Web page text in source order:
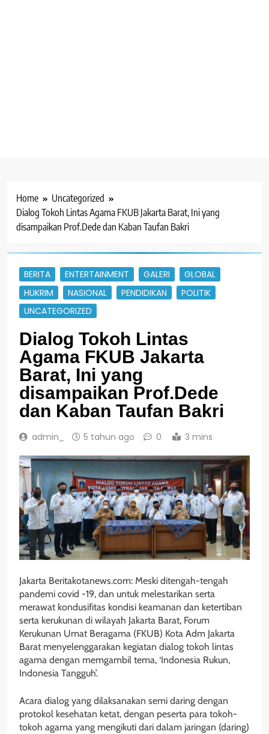
Home
Uncategorized
Dialog Tokoh Lintas Agama FKUB Jakarta Barat, Ini yang
disampaikan Prof.Dede dan Kaban Taufan Bakri
BERITA ENTERTAINMENT GALERI
GLOBAL
HUKRIM
NASIONAL PENDIDIKAN
POLITIK
UNCATEGORIZED
Dialog Tokoh Lintas
Agama FKUB Jakarta
Barat, Ini yang
disampaikan Prof.Dede
dan Kaban Taufan Bakri
admin_ 5 tahun ago 0 3 mins
Jakarta Beritakotanews.com: Meski ditengah-tengah
pandemi covid -19, dan untuk melestarikan serta
merawat kondusifitas kondisi keamanan dan ketertiban
serta kerukunan di wilayah Jakarta Barat, Forum
Kerukunan Umat Beragama (FKUB) Kota Adm Jakarta
Barat menyelenggarakan kegiatan dialog tokoh lintas
agama dengan memgambil tema, ‘Indonesia Rukun,
Indonesia Tangguh’.
Acara dialog yang dilaksanakan semi daring dengan
protokol kesehatan ketat, dengan peserta para tokoh-
tokoh agama yang mengikuti dari dalam jaringan (daring)